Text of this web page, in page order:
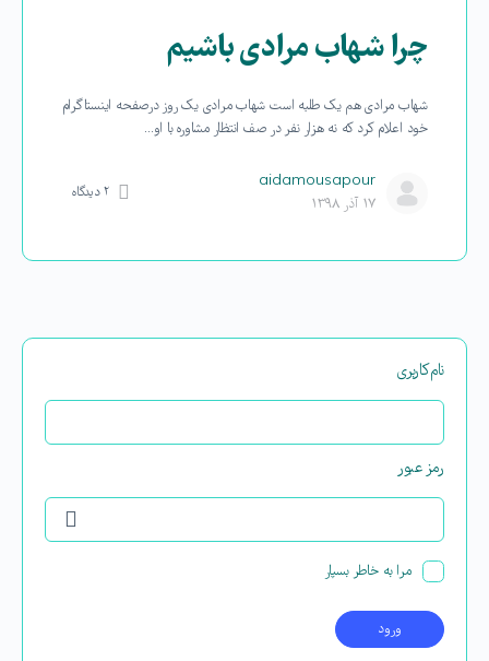
چرا شهاب مرادی باشیم
شهاب مرادی هم یک طلبه است شهاب مرادی یک روز درصفحه اینستاگرام
خود اعلام کرد که نه هزار نفر در صف انتظار مشاوره با او…
aidamousapour
۱۷ آذر ۱۳۹۸
۲دیدگاه
نام‌کاربری
رمز عبور
مرا به خاطر بسپار